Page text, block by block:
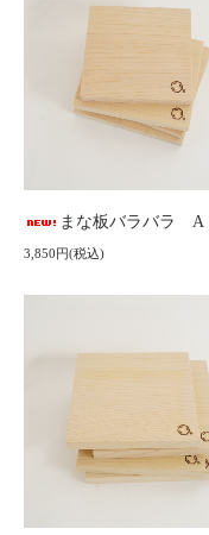
まな板バラバラ A
3,850円(税込)